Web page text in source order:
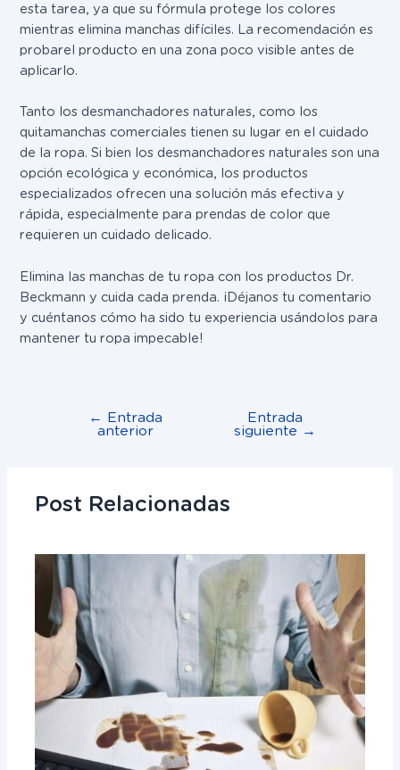
esta tarea, ya que su fórmula protege los colores
mientras elimina manchas difíciles. La recomendación es
probarel producto en una zona poco visible antes de
aplicarlo.
Tanto los desmanchadores naturales, como los
quitamanchas comerciales tienen su lugar en el cuidado
de la ropa. Si bien los desmanchadores naturales son una
opción ecológica y económica, los productos
especializados ofrecen una solución más efectiva y
rápida, especialmente para prendas de color que
requieren un cuidado delicado.
Elimina las manchas de tu ropa con los productos Dr.
Beckmann y cuida cada prenda. ¡Déjanos tu comentario
y cuéntanos cómo ha sido tu experiencia usándolos para
mantener tu ropa impecable!
← Entrada
anterior
Entrada
siguiente →
Post Relacionadas